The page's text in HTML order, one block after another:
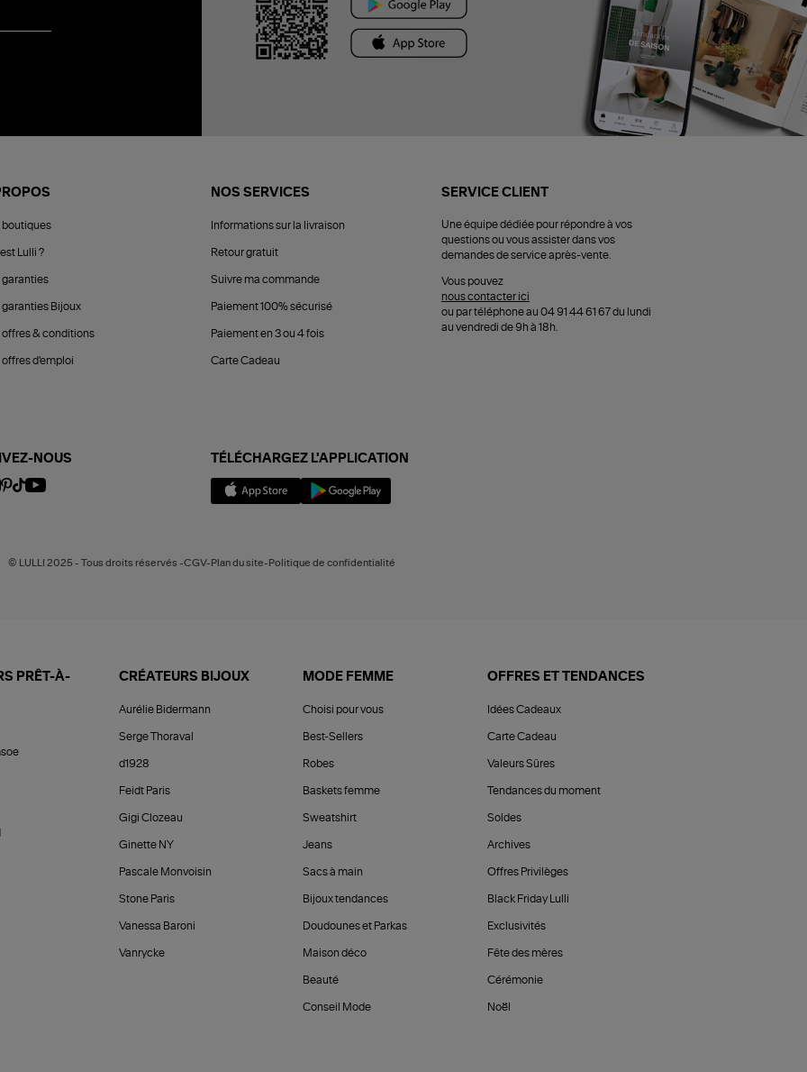
boutiques
Lulli ?
garanties
garanties Bijoux
offres & conditions
offres d'emploi
NOS SERVICES
Informations sur la livraison
Retour gratuit
Suivre ma commande
Paiement 100% sécurisé
Paiement en 3 ou 4 fois
Carte Cadeau
SERVICE CLIENT
Une équipe dédiée pour répondre à vos
questions ou vous assister dans vos
demandes de service après-vente.
Vous pouvez
nous contacter ici
ou par téléphone au 04 91 44 61 67 du lundi
au vendredi de 9h à 18h.
NOUS TÉLÉCHARGEZ L'APPLICATION
© LULLI 2025 - Tous droits réservés -CGV-Plan du site-Politique de confidentialité
PRÊT-À-
CRÉATEURS BIJOUX
Aurélie Bidermann
Serge Thoraval
d1928
Feidt Paris
Gigi Clozeau
Ginette NY
Pascale Monvoisin
Stone Paris
Vanessa Baroni
Vanrycke
MODE FEMME
Choisi pour vous
Best-Sellers
Robes
Baskets femme
Sweatshirt
Jeans
Sacs à main
Bijoux tendances
Doudounes et Parkas
Maison déco
Beauté
Conseil Mode
OFFRES ET TENDANCES
Idées Cadeaux
Carte Cadeau
Valeurs Sûres
Tendances du moment
Soldes
Archives
Offres Privilèges
Black Friday Lulli
Exclusivités
Fête des mères
Cérémonie
Noël